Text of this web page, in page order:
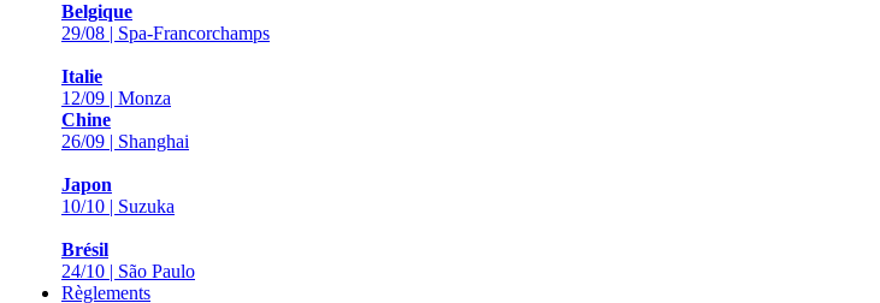
Belgique
29/08 | Spa-Francorchamps
Italie
12/09 | Monza
Chine
26/09 | Shanghai
Japon
10/10 | Suzuka
Brésil
24/10 | São Paulo
Règlements